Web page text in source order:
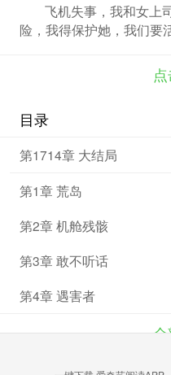
飞机失事，我和女上
险，我得保护她，我们
目录
第1714章 大结局
第1章 荒岛
第2章 机舱残骸
第3章 敢不听话
第4章 遇害者